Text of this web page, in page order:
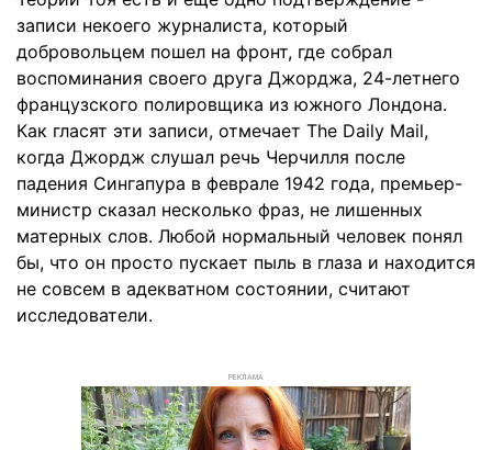
записи некоего журналиста, который
добровольцем пошел на фронт, где собрал
воспоминания своего друга Джорджа, 24-летнего
французского полировщика из южного Лондона.
Как гласят эти записи, отмечает The Daily Mail,
когда Джордж слушал речь Черчилля после
падения Сингапура в феврале 1942 года, премьер-
министр сказал несколько фраз, не лишенных
матерных слов. Любой нормальный человек понял
бы, что он просто пускает пыль в глаза и находится
не совсем в адекватном состоянии, считают
исследователи.
РЕКЛАМА